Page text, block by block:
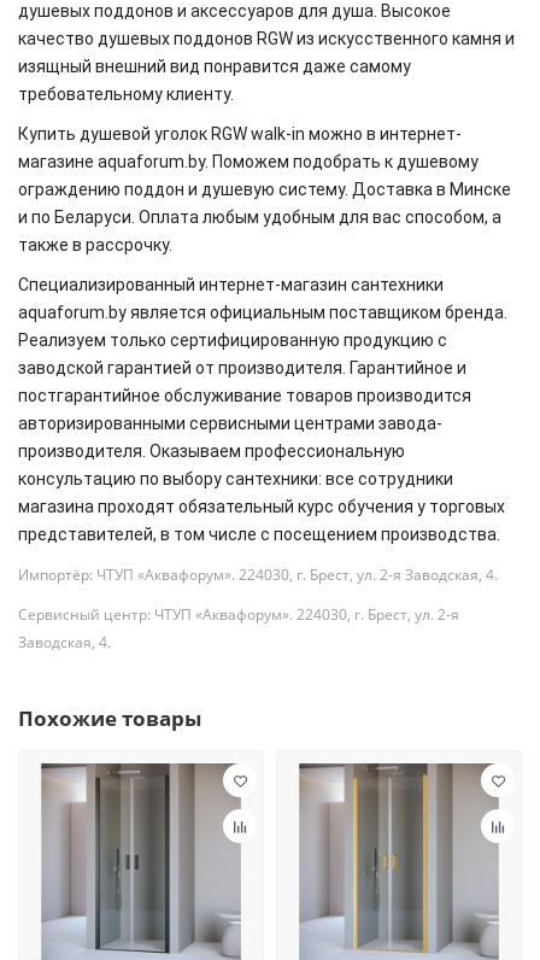
душевых поддонов и аксессуаров для душа. Высокое
качество душевых поддонов RGW из искусственного камня и
изящный внешний вид понравится даже самому
требовательному клиенту.
Купить душевой уголок RGW walk-in можно в интернет-
магазине aquaforum.by. Поможем подобрать к душевому
ограждению поддон и душевую систему. Доставка в Минске
и по Беларуси. Оплата любым удобным для вас способом, а
также в рассрочку.
Специализированный интернет-магазин сантехники
aquaforum.by является официальным поставщиком бренда.
Реализуем только сертифицированную продукцию с
заводской гарантией от производителя. Гарантийное и
постгарантийное обслуживание товаров производится
авторизированными сервисными центрами завода-
производителя. Оказываем профессиональную
консультацию по выбору сантехники: все сотрудники
магазина проходят обязательный курс обучения у торговых
представителей, в том числе с посещением производства.
Импортёр: ЧТУП «Аквафорум». 224030, г. Брест, ул. 2-я Заводская, 4.
Сервисный центр: ЧТУП «Аквафорум». 224030, г. Брест, ул. 2-я
Заводская, 4.
Похожие товары